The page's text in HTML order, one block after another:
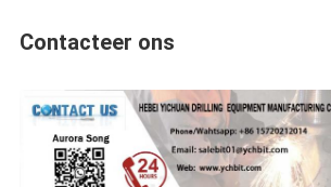
Contacteer ons